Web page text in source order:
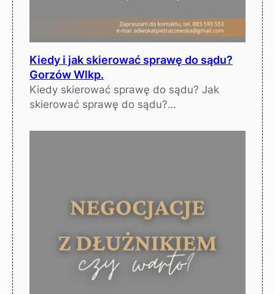
Kiedy i jak skierować sprawę do sądu?
Gorzów Wlkp.
Kiedy skierować sprawę do sądu? Jak
skierować sprawę do sądu?…